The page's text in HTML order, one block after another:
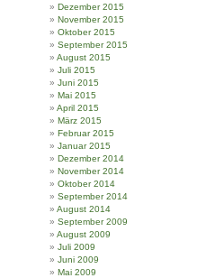
Dezember 2015
November 2015
Oktober 2015
September 2015
August 2015
Juli 2015
Juni 2015
Mai 2015
April 2015
März 2015
Februar 2015
Januar 2015
Dezember 2014
November 2014
Oktober 2014
September 2014
August 2014
September 2009
August 2009
Juli 2009
Juni 2009
Mai 2009